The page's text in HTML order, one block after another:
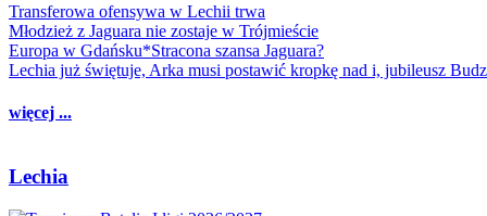
Transferowa ofensywa w Lechii trwa
Młodzież z Jaguara nie zostaje w Trójmieście
Europa w Gdańsku*Stracona szansa Jaguara?
Lechia już świętuje, Arka musi postawić kropkę nad i, jubileusz
więcej ...
Lechia